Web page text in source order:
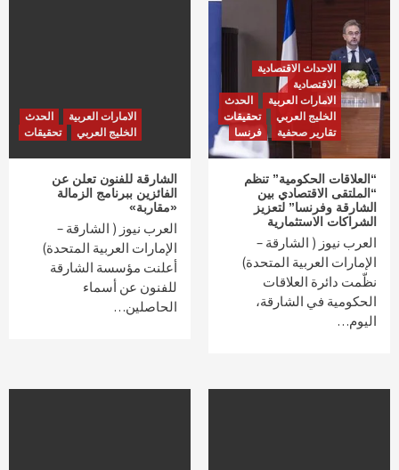
الاحداث الاقتصادية
الاقتصادية
الامارات العربية
الحدث
الخليج العربي
تحقيقات
تقارير صحفية
فرنسا
“العلاقات الحكومية” تنظم
“الملتقى الاقتصادي بين
الشارقة وفرنسا” لتعزيز
الشراكات الاستثمارية
العرب نيوز ( الشارقة –
الإمارات العربية المتحدة)
نظّمت دائرة العلاقات
الحكومية في الشارقة،
اليوم…
الامارات العربية
الحدث
الخليج العربي
تحقيقات
الشارقة للفنون تعلن عن
الفائزين ببرنامج الزمالة
«مقاربة»
العرب نيوز ( الشارقة –
الإمارات العربية المتحدة)
أعلنت مؤسسة الشارقة
للفنون عن أسماء
الحاصلين…